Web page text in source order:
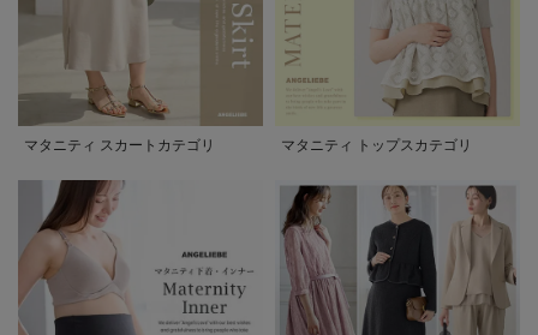
マタニティ スカートカテゴリ マタニティ トップスカテゴリ